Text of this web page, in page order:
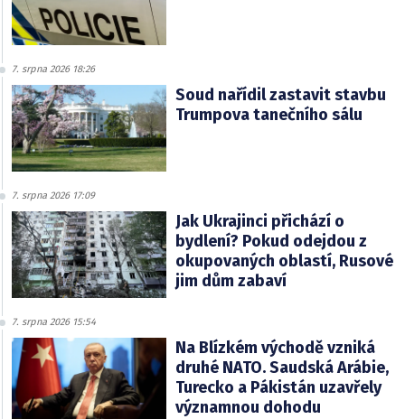
7. srpna 2026 18:26
Soud nařídil zastavit stavbu
Trumpova tanečního sálu
7. srpna 2026 17:09
Jak Ukrajinci přichází o
bydlení? Pokud odejdou z
okupovaných oblastí, Rusové
jim dům zabaví
7. srpna 2026 15:54
Na Blízkém východě vzniká
druhé NATO. Saudská Arábie,
Turecko a Pákistán uzavřely
významnou dohodu